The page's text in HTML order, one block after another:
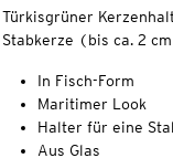
Türkisgrüner
Stabkerze (bis ca. 2
In Fisch-Form
Maritimer Look
Halter für eine
Aus Glas